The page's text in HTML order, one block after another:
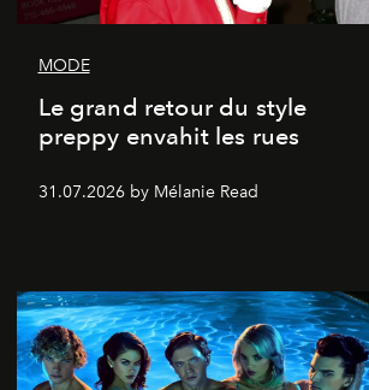
MODE
Le grand retour du style
preppy envahit les rues
31.07.2026 by Mélanie Read